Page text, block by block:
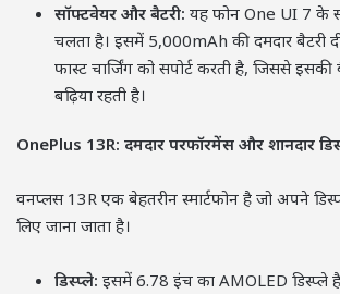
सॉफ्टवेयर और बैटरी: यह फोन One UI 7 के
चलता है। इसमें 5,000mAh की दमदार बैटरी
फास्ट चार्जिंग को सपोर्ट करती है, जिससे
बढ़िया रहती है।
OnePlus 13R: दमदार परफॉरमेंस और शानदार
वनप्लस 13R एक बेहतरीन स्मार्टफोन है जो अपने
लिए जाना जाता है।
डिस्प्ले: इसमें 6.78 इंच का AMOLED डिस्प्ले